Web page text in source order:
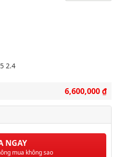
2.4
6,600,000 ₫
NGAY
mua không sao